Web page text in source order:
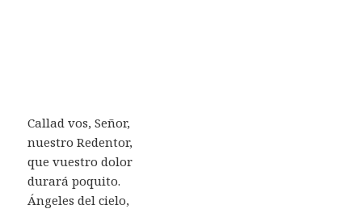
Callad vos, Señor,
nuestro Redentor,
que vuestro dolor
durará poquito.
Ángeles del cielo,